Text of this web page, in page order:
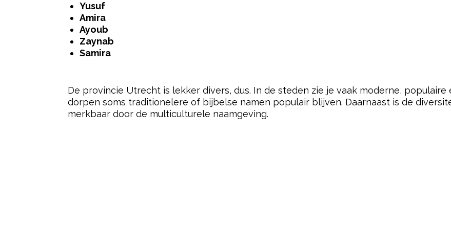
Yusuf
Amira
Ayoub
Zaynab
Samira
De provincie Utrecht is lekker divers, dus. In de steden zie je vaak moderne,
dorpen soms traditionelere of bijbelse namen populair blijven. Daarnaast is de
merkbaar door de multiculturele naamgeving.